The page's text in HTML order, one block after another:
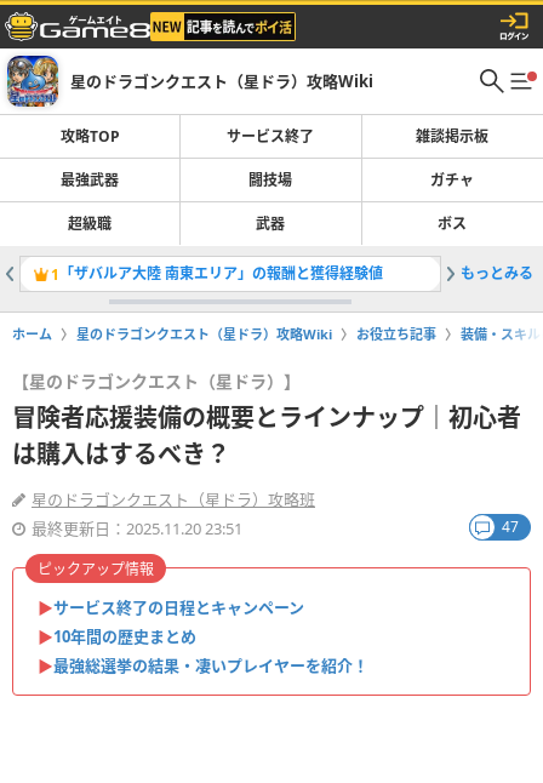
星のドラゴンクエスト（星ドラ）攻略Wiki
攻略TOP サービス終了 雑談掲示板
最強武器 闘技場 ガチャ
超級職 武器 ボス
1 「ザバルア大陸 南東エリア」の報酬と獲得経験値 2
もっとみる
ホーム 星のドラゴンクエスト（星ドラ）攻略Wiki お役立ち記事 装備・スキ
【星のドラゴンクエスト（星ドラ）】
冒険者応援装備の概要とラインナップ｜初心者
は購入はするべき？
星のドラゴンクエスト（星ドラ）攻略班
最終更新日：2025.11.20 23:51
47
▶︎サービス終了の日程とキャンペーン
▶︎10年間の歴史まとめ
▶︎最強総選挙の結果・凄いプレイヤーを紹介！
ピックアップ情報